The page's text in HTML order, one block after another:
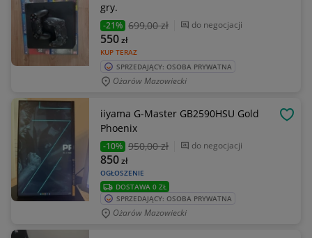
gry.
-21% 699,00 zł do negocjacji
KUP TERAZ
550zł
SPRZEDAJĄCY: OSOBA PRYWATNA
Ożarów Mazowiecki
iiyama G-Master GB2590HSU Gold
Phoenix
-10% 950,00 zł do negocjacji
OGŁOSZENIE
850zł
DOSTAWA 0 ZŁ
SPRZEDAJĄCY: OSOBA PRYWATNA
Ożarów Mazowiecki